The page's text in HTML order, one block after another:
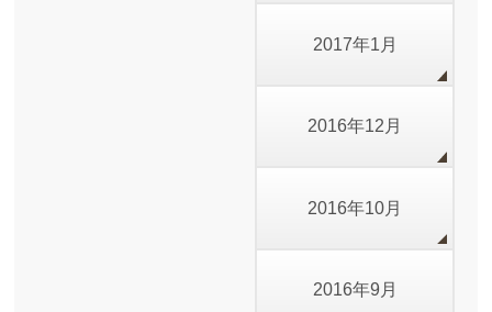
2017年1月
2016年12月
2016年10月
2016年9月